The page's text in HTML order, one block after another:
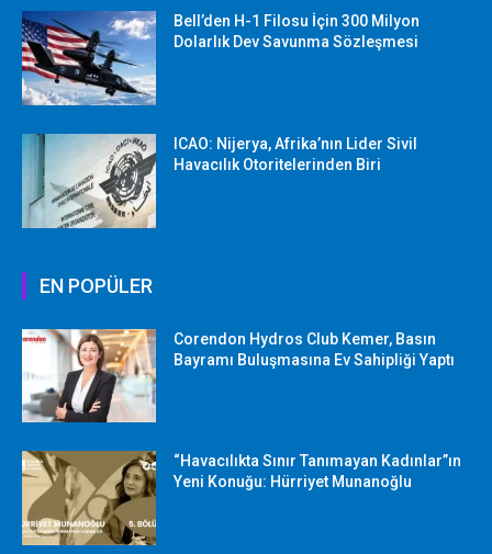
Bell’den H-1 Filosu İçin 300 Milyon
Dolarlık Dev Savunma Sözleşmesi
ICAO: Nijerya, Afrika’nın Lider Sivil
Havacılık Otoritelerinden Biri
EN POPÜLER
Corendon Hydros Club Kemer, Basın
Bayramı Buluşmasına Ev Sahipliği Yaptı
“Havacılıkta Sınır Tanımayan Kadınlar”ın
Yeni Konuğu: Hürriyet Munanoğlu